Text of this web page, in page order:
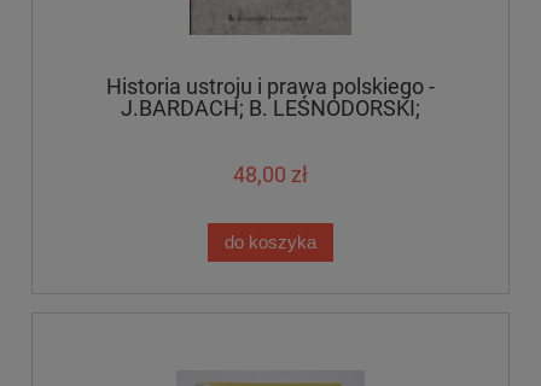
Historia ustroju i prawa polskiego -
J.BARDACH; B. LEŚNODORSKI;
48,00 zł
do koszyka